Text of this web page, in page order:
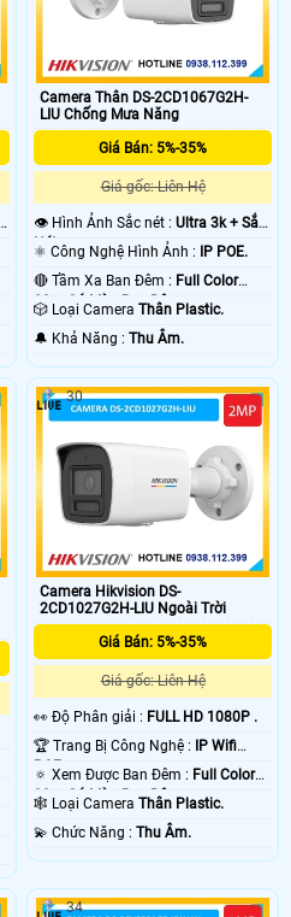
Camera Thân DS-2CD1067G2H-
LIU Chống Mưa Năng
Giá Bán: 5%-35%
Giá gốc: Liên Hệ
👁 Hình Ảnh Sắc nét :Ultra 3k + Sắc
Nét .
⚛️ Công Nghệ Hình Ảnh :
IP POE.
🔴 Tầm Xa Ban Đêm : Full Color
30m Có Màu Ban Ðêm.
🎲 Loại CameraThân Plastic.
️🔔 Khả Năng :Thu Âm.
Camera Hikvision DS-
2CD1027G2H-LIU Ngoài Trời
Giá Bán: 5%-35%
Giá gốc: Liên Hệ
️👀 Độ Phân giải : FULL HD 1080P .
🏆 Trang Bị Công Nghệ :
IP Wifi
POE.
🔅 Xem Được Ban Đêm : Full Color
30m Có Màu Ban Ðêm.
🕸️ Loại CameraThân Plastic.
️💫 Chức Năng :Thu Âm.
30
34